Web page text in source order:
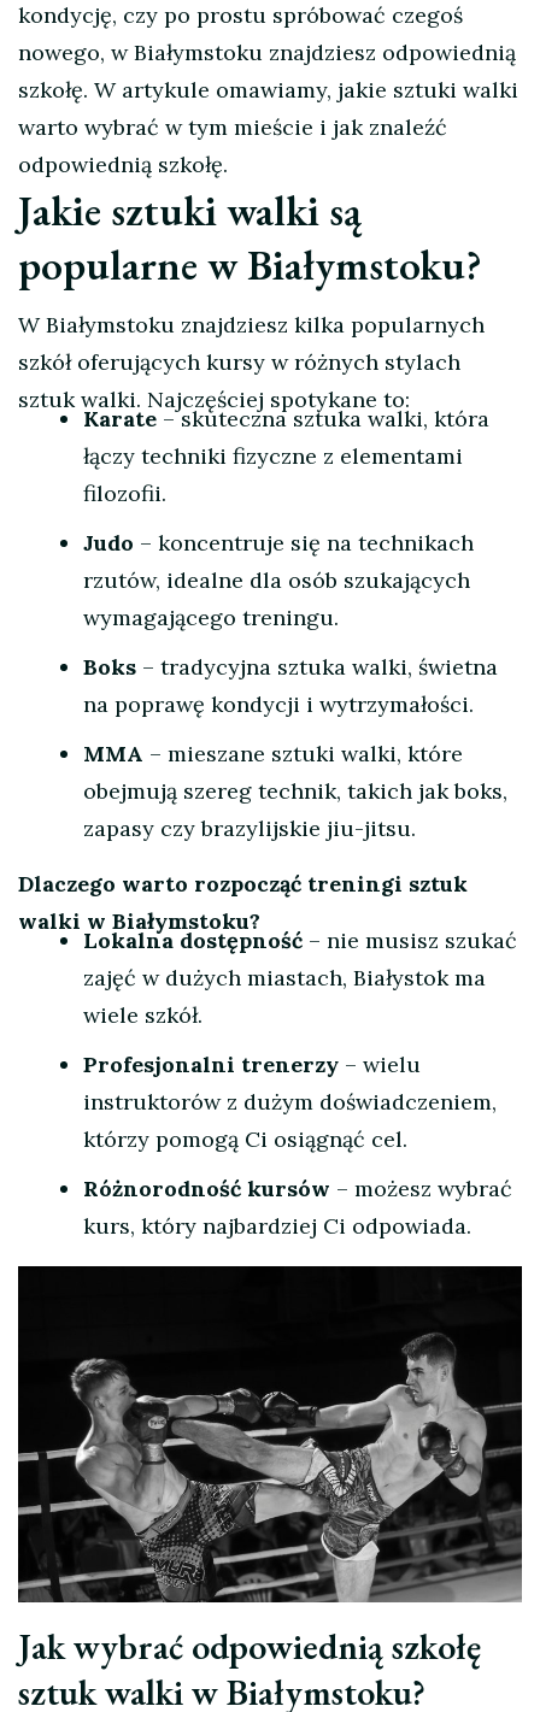
kondycję, czy po prostu spróbować czegoś
nowego, w Białymstoku znajdziesz odpowiednią
szkołę. W artykule omawiamy, jakie sztuki walki
warto wybrać w tym mieście i jak znaleźć
odpowiednią szkołę.
Jakie sztuki walki są
popularne w Białymstoku?
W Białymstoku znajdziesz kilka popularnych
szkół oferujących kursy w różnych stylach
sztuk walki. Najczęściej spotykane to:
Karate – skuteczna sztuka walki, która
łączy techniki fizyczne z elementami
filozofii.
Judo – koncentruje się na technikach
rzutów, idealne dla osób szukających
wymagającego treningu.
Boks – tradycyjna sztuka walki, świetna
na poprawę kondycji i wytrzymałości.
MMA – mieszane sztuki walki, które
obejmują szereg technik, takich jak boks,
zapasy czy brazylijskie jiu-jitsu.
Dlaczego warto rozpocząć treningi sztuk
walki w Białymstoku?
Lokalna dostępność – nie musisz szukać
zajęć w dużych miastach, Białystok ma
wiele szkół.
Profesjonalni trenerzy – wielu
instruktorów z dużym doświadczeniem,
którzy pomogą Ci osiągnąć cel.
Różnorodność kursów – możesz wybrać
kurs, który najbardziej Ci odpowiada.
Jak wybrać odpowiednią szkołę
sztuk walki w Białymstoku?